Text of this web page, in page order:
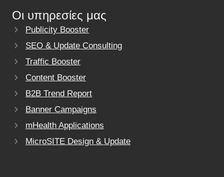
Οι υπηρεσίες μας
Publicity Booster
SEO & Update Consulting
Traffic Booster
Content Booster
B2B Trend Report
Banner Campaigns
mHealth Applications
MicroSITE Design & Update